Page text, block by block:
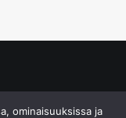
ominaisuuksissa ja